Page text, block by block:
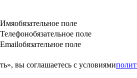
Имяобязательное поле
Телефонобязательное поле
Emailобязательное поле
вы соглашаетесь с условиями